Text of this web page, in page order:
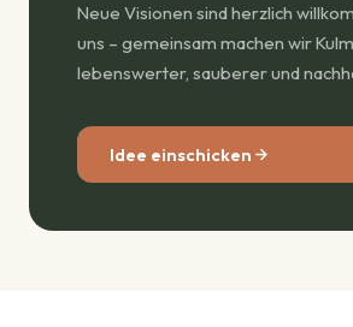
Neue Visionen sind herzlich
uns – gemeinsam machen wir
lebenswerter, sauberer und
Idee einschicken